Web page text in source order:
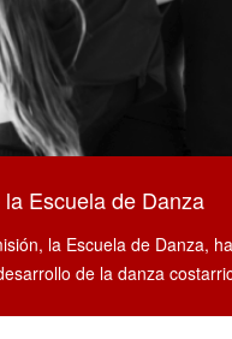
Escuela de Danza
la Escuela de Danza,
de la danza